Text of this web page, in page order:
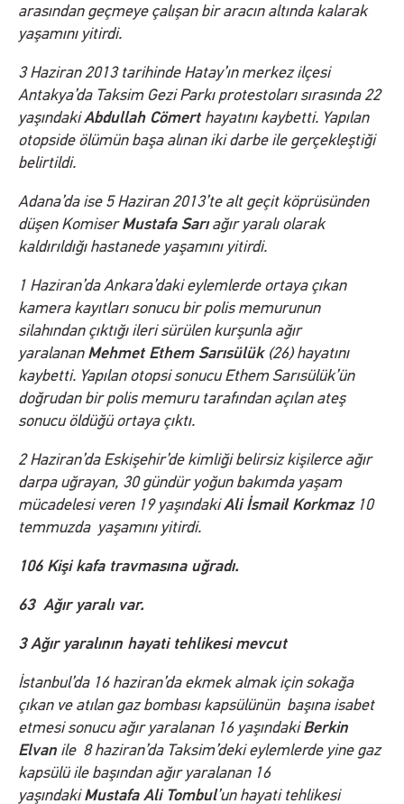
arasından geçmeye çalışan bir aracın altında kalarak
yaşamını yitirdi.
3 Haziran 2013 tarihinde Hatay’ın merkez ilçesi
Antakya’da Taksim Gezi Parkı protestoları sırasında 22
yaşındakiAbdullah Cömert hayatını kaybetti. Yapılan
otopside ölümün başa alınan iki darbe ile gerçekleştiği
belirtildi.
Adana’da ise 5 Haziran 2013’te alt geçit köprüsünden
düşen KomiserMustafa Sarıağır yaralı olarak
kaldırıldığı hastanede yaşamını yitirdi.
1 Haziran’da Ankara’daki eylemlerde ortaya çıkan
kamera kayıtları sonucu bir polis memurunun
silahından çıktığı ileri sürülen kurşunla ağır
yaralananMehmet Ethem Sarısülük (26) hayatını
kaybetti. Yapılan otopsi sonucu Ethem Sarısülük’ün
doğrudan bir polis memuru tarafından açılan ateş
sonucu öldüğü ortaya çıktı.
2 Haziran’da Eskişehir’de kimliği belirsiz kişilerce ağır
darpa uğrayan, 30 gündür yoğun bakımda yaşam
mücadelesi veren 19 yaşındakiAli İsmail Korkmaz10
temmuzda yaşamını yitirdi.
106 Kişi kafa travmasına uğradı.
63 Ağır yaralı var.
3 Ağır yaralının hayati tehlikesi mevcut
İstanbul’da 16 haziran’da ekmek almak için sokağa
çıkan ve atılan gaz bombası kapsülünün başına isabet
etmesi sonucu ağır yaralanan 16 yaşındakiBerkin
Elvan ile 8 haziran’da Taksim’deki eylemlerde yine gaz
kapsülü ile başından ağır yaralanan 16
yaşındakiMustafa Ali Tombul’un hayati tehlikesi